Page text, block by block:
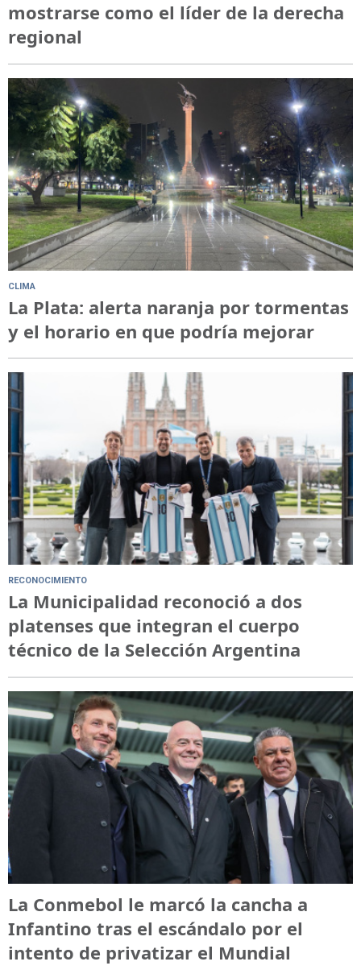
mostrarse como el líder de la derecha
regional
CLIMA
La Plata: alerta naranja por tormentas
y el horario en que podría mejorar
RECONOCIMIENTO
La Municipalidad reconoció a dos
platenses que integran el cuerpo
técnico de la Selección Argentina
La Conmebol le marcó la cancha a
Infantino tras el escándalo por el
intento de privatizar el Mundial